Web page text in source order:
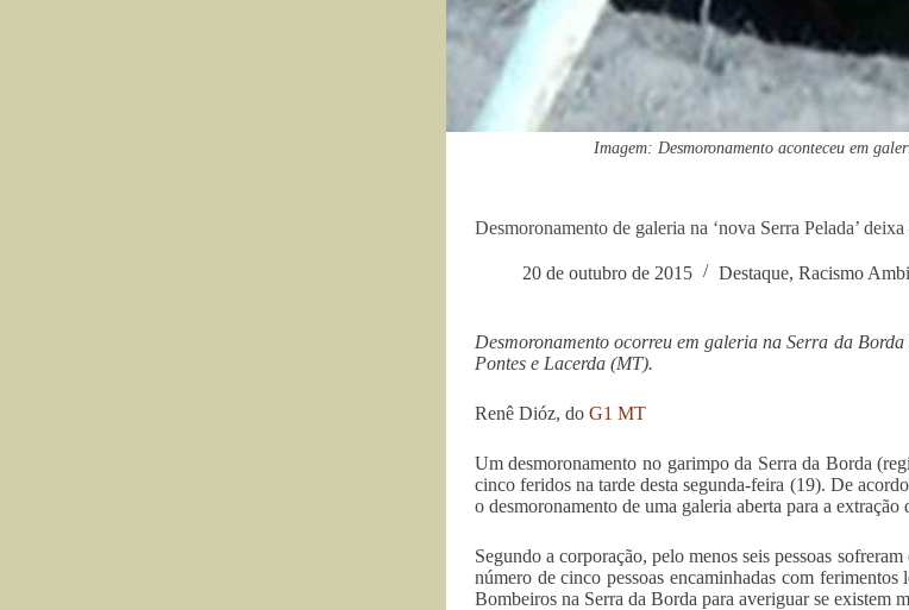
Imagem: Desmoronamento aconteceu em
Desmoronamento de galeria na ‘nova Serra Pelada’
20 de outubro de 2015 Destaque, Racismo
Desmoronamento ocorreu em galeria na Serra da
Pontes e Lacerda (MT).
Renê Dióz, do G1 MT
Um desmoronamento no garimpo da Serra da Borda
cinco feridos na tarde desta segunda-feira (19). De
o desmoronamento de uma galeria aberta para a extração
Segundo a corporação, pelo menos seis pessoas
número de cinco pessoas encaminhadas com
Bombeiros na Serra da Borda para averiguar se existem